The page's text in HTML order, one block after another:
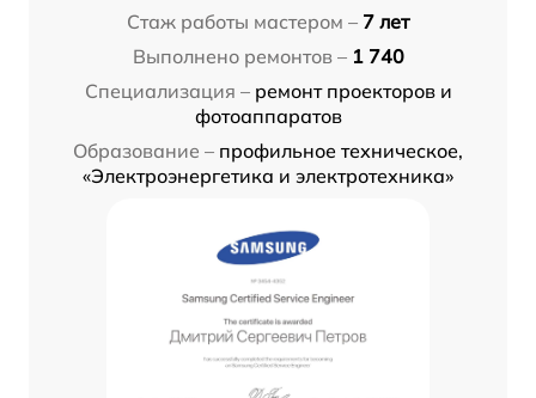
Стаж работы мастером – 7 лет
Выполнено ремонтов – 1 740
Специализация – ремонт проекторов и
фотоаппаратов
Образование – профильное техническое,
«Электроэнергетика и электротехника»